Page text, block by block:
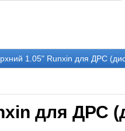
1.05" Runxin для ДРС
для ДРС